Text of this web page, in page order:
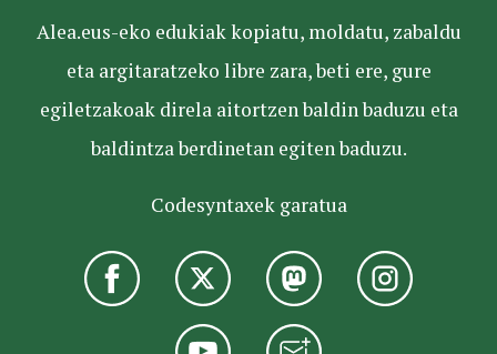
Alea.eus-eko edukiak kopiatu, moldatu, zabaldu
eta argitaratzeko libre zara, beti ere, gure
egiletzakoak direla aitortzen baldin baduzu eta
baldintza berdinetan egiten baduzu.
Codesyntaxek garatua